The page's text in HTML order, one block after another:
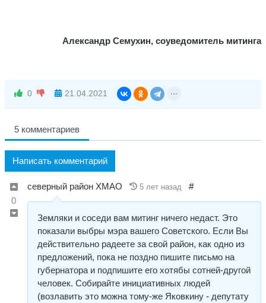
Александр Семухин, соуведомитель митинга
0 21.04.2021
5 комментариев
Написать комментарий
0
северный район ХМАО 5 лет назад #
Земляки и соседи вам митинг ничего недаст. Это
показали выбры мэра вашего Советского. Если Вы
действительно радеете за свой район, как одно из
предложений, пока не поздно пишите письмо на
губернатора и подпишите его хотябы сотней-другой
человек. Собирайте инициативных людей
(возлавить это можна тому-же Яковкину - депутату